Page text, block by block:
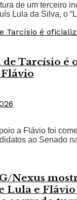
de um terceiro
Lula da Silva, o
Tarcísio é
a Flávio foi
ao Senado
Nexus
Lula e